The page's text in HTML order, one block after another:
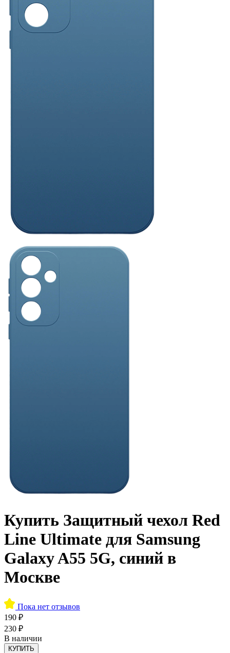
Купить Защитный чехол Red
Line Ultimate для Samsung
Galaxy A55 5G, синий в
Москве
Пока нет отзывов
190 ₽
230 ₽
В наличии
КУПИТЬ